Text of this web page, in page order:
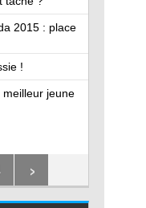
2015 : place
!
jeune
>